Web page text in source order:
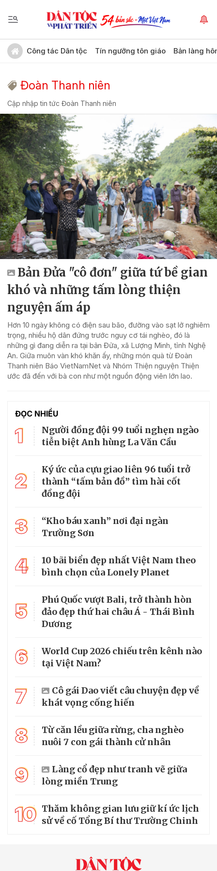
Công tác Dân tộc Tín ngưỡng tôn giáo Bản làng
Đoàn Thanh niên
Cập nhập tin tức Đoàn Thanh niên
Bản Đửa "cô đơn" giữa tứ bề gian
khó và những tấm lòng thiện
nguyện ấm áp
Hơn 10 ngày không có điện sau bão, đường vào sạt lở nghiêm
trọng, nhiều hộ dân đứng trước nguy cơ tái nghèo, đó là
những gì đang diễn ra tại bản Đửa, xã Lượng Minh, tỉnh Nghệ
An. Giữa muôn vàn khó khăn ấy, những món quà từ Đoàn
Thanh niên Báo VietNamNet và Nhóm Thiện nguyện Thiện
ước đã đến với bà con như một nguồn động viên lớn lao.
ĐỌC NHIỀU
1
Người đồng đội 99 tuổi nghẹn ngào
tiễn biệt Anh hùng La Văn Cầu
2
Ký ức của cựu giao liên 96 tuổi trở
thành “tấm bản đồ” tìm hài cốt
đồng đội
3
“Kho báu xanh” nơi đại ngàn
Trường Sơn
4
10 bãi biển đẹp nhất Việt Nam theo
bình chọn của Lonely Planet
5
Phú Quốc vượt Bali, trở thành hòn
đảo đẹp thứ hai châu Á - Thái Bình
Dương
6
World Cup 2026 chiếu trên kênh nào
tại Việt Nam?
7
Cô gái Dao viết câu chuyện đẹp về
khát vọng cống hiến
8
Từ căn lều giữa rừng, cha nghèo
nuôi 7 con gái thành cử nhân
9
Làng cổ đẹp như tranh vẽ giữa
lòng miền Trung
10 Thăm không gian lưu giữ kí ức lịch
sử về cố Tổng Bí thư Trường Chinh